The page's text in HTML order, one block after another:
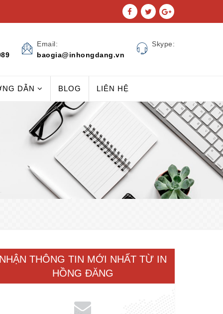
Email:
baogia@inhongdang.vn
Skype:
DẪN BLOG LIÊN HỆ
THÔNG TIN MỚI NHẤT TỪ IN
HỒNG ĐĂNG